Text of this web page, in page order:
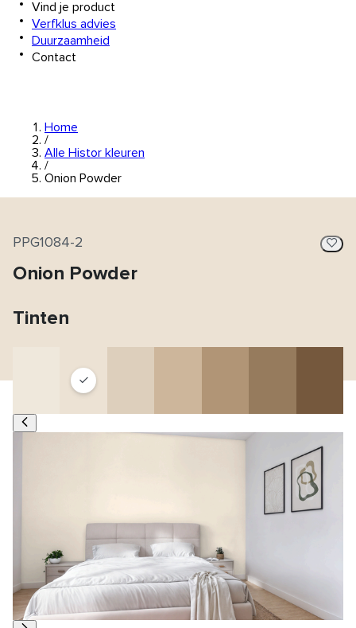
Vind je product
Verfklus advies
Duurzaamheid
Contact
Home
/
Alle Histor kleuren
/
Onion Powder
PPG1084-2
Onion Powder
Tinten